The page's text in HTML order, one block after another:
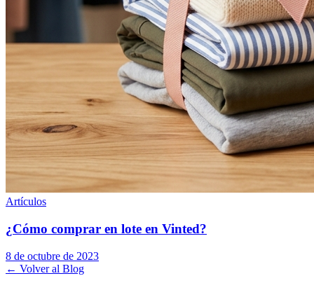
Artículos
¿Cómo comprar en lote en Vinted?
8 de octubre de 2023
← Volver al Blog